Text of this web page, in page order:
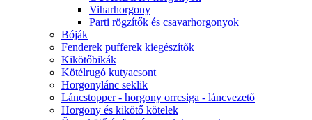
Viharhorgony
Parti rögzítők és csavarhorgonyok
Bóják
Fenderek pufferek kiegészítők
Kikötőbikák
Kötélrugó kutyacsont
Horgonylánc seklik
Láncstopper - horgony orrcsiga - láncvezető
Horgony és kikötő kötelek